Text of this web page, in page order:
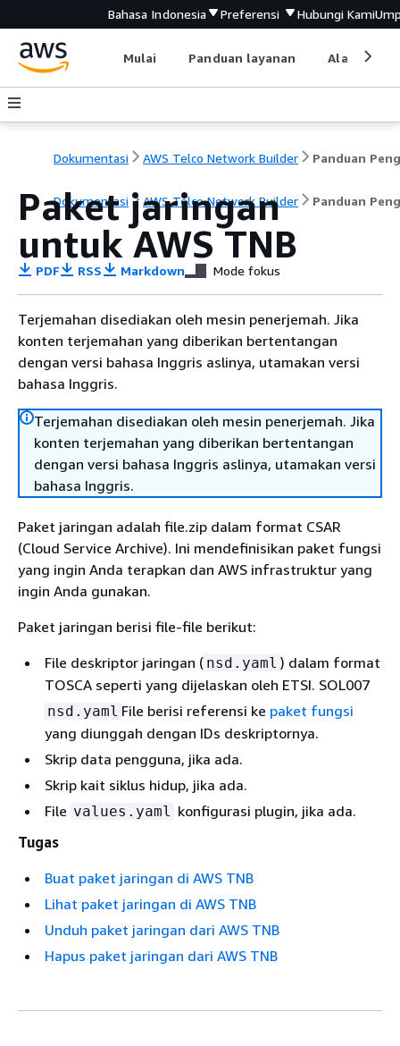
Bahasa Indonesia Preferensi Hubungi Kami
Mulai Panduan layanan Alat
Dokumentasi AWS Telco Network Builder
Dokumentasi AWS Telco Network Builder Panduan
Paket jaringan
untuk AWS TNB
PDF RSS Markdown Mode fokus
Terjemahan disediakan oleh mesin penerjemah. Jika
konten terjemahan yang diberikan bertentangan
dengan versi bahasa Inggris aslinya, utamakan versi
bahasa Inggris.
Terjemahan disediakan oleh mesin penerjemah. Jika
konten terjemahan yang diberikan bertentangan
dengan versi bahasa Inggris aslinya, utamakan versi
bahasa Inggris.
Paket jaringan adalah file.zip dalam format CSAR
(Cloud Service Archive). Ini mendefinisikan paket fungsi
yang ingin Anda terapkan dan AWS infrastruktur yang
ingin Anda gunakan.
Paket jaringan berisi file-file berikut:
File deskriptor jaringan ( nsd.yaml ) dalam format
TOSCA seperti yang dijelaskan oleh ETSI. SOL007
nsd.yaml File berisi referensi ke paket fungsi
yang diunggah dengan IDs deskriptornya.
Skrip data pengguna, jika ada.
Skrip kait siklus hidup, jika ada.
File values.yaml konfigurasi plugin, jika ada.
Tugas
Buat paket jaringan di AWS TNB
Lihat paket jaringan di AWS TNB
Unduh paket jaringan dari AWS TNB
Hapus paket jaringan dari AWS TNB